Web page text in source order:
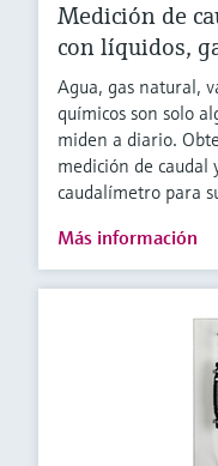
Medición de
con líquidos,
Agua, gas natural,
químicos son solo
miden a diario.
medición de caudal
caudalímetro para
Más información